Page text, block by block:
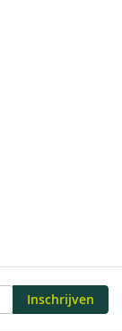
Inschrijven